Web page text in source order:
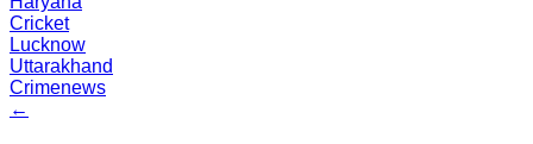
Cricket
Lucknow
Uttarakhand
Crimenews
←